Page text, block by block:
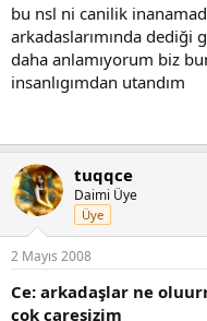
bu nsl ni canilik
arkadaslarımında dediği
daha anlamıyorum biz
insanlıgımdan utandım
tuqqce
Daimi Üye
Üye
2 Mayıs 2008
Ce: arkadaşlar ne
çok çaresizim